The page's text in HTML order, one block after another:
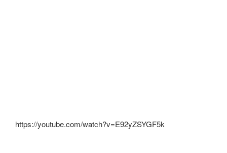
https://youtube.com/watch?v=E92yZSYGF5k